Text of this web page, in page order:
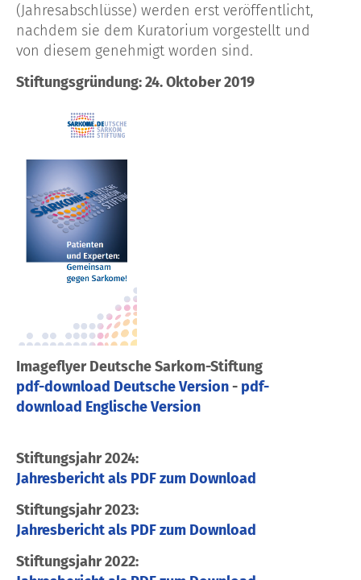
(Jahresabschlüsse) werden erst veröffentlicht,
nachdem sie dem Kuratorium vorgestellt und
von diesem genehmigt worden sind.
Stiftungsgründung: 24. Oktober 2019
Imageflyer Deutsche Sarkom-Stiftung
pdf-download Deutsche Version- pdf-
download Englische Version
Stiftungsjahr 2024:
Jahresbericht als PDF zum Download
Stiftungsjahr 2023:
Jahresbericht als PDF zum Download
Stiftungsjahr 2022: